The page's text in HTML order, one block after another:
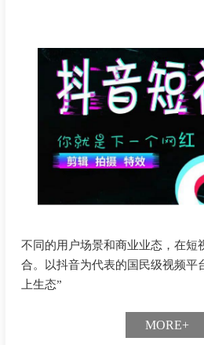
不同的用户场景和商业业态，在短
合。以抖音为代表的国民级视频平
上生态”
MORE+